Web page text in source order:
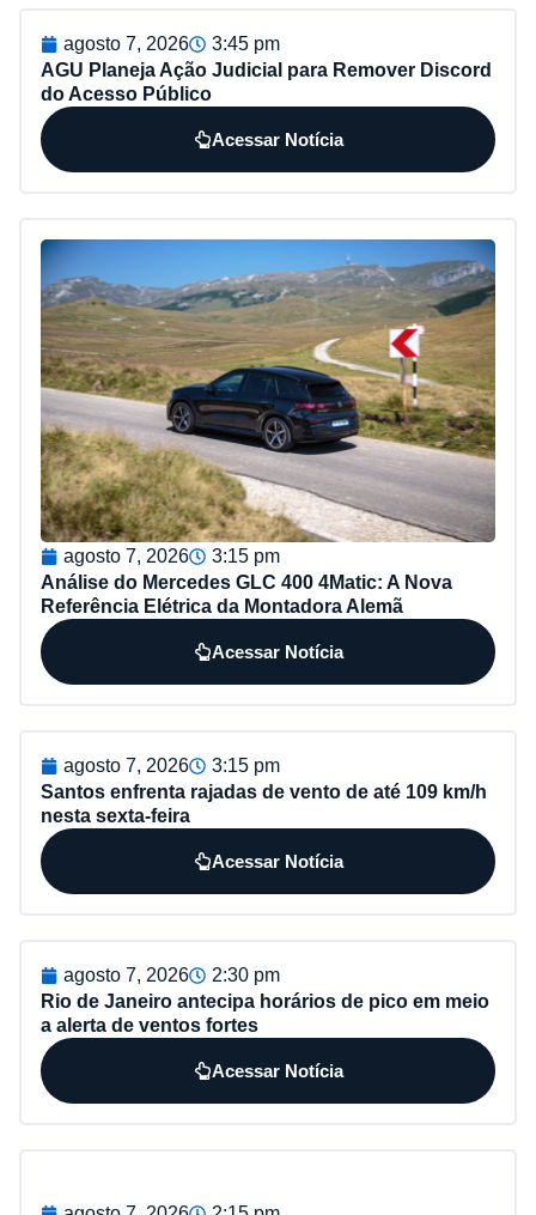
agosto 7, 2026
3:45 pm
AGU Planeja Ação Judicial para Remover Discord
do Acesso Público
Acessar Notícia
agosto 7, 2026
3:15 pm
Análise do Mercedes GLC 400 4Matic: A Nova
Referência Elétrica da Montadora Alemã
Acessar Notícia
agosto 7, 2026
3:15 pm
Santos enfrenta rajadas de vento de até 109 km/h
nesta sexta-feira
Acessar Notícia
agosto 7, 2026
2:30 pm
Rio de Janeiro antecipa horários de pico em meio
a alerta de ventos fortes
Acessar Notícia